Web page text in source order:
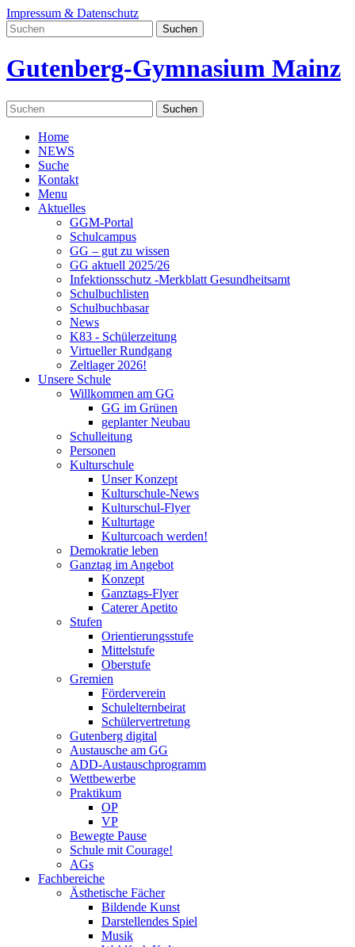
Impressum & Datenschutz
Gutenberg-Gymnasium Mainz
Home
NEWS
Suche
Kontakt
Menu
Aktuelles
GGM-Portal
Schulcampus
GG – gut zu wissen
GG aktuell 2025/26
Infektionsschutz -Merkblatt Gesundheitsamt
Schulbuchlisten
Schulbuchbasar
News
K83 - Schülerzeitung
Virtueller Rundgang
Zeltlager 2026!
Unsere Schule
Willkommen am GG
GG im Grünen
geplanter Neubau
Schulleitung
Personen
Kulturschule
Unser Konzept
Kulturschule-News
Kulturschul-Flyer
Kulturtage
Kulturcoach werden!
Demokratie leben
Ganztag im Angebot
Konzept
Ganztags-Flyer
Caterer Apetito
Stufen
Orientierungsstufe
Mittelstufe
Oberstufe
Gremien
Förderverein
Schulelternbeirat
Schülervertretung
Gutenberg digital
Austausche am GG
ADD-Austauschprogramm
Wettbewerbe
Praktikum
OP
VP
Bewegte Pause
Schule mit Courage!
AGs
Fachbereiche
Ästhetische Fächer
Bildende Kunst
Darstellendes Spiel
Musik